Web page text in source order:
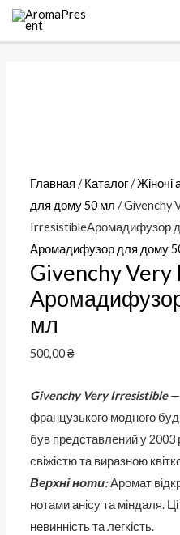
Перейти
Главная /Каталог/Жіночі
для дому 50 мл / Givenchy
IrresistibleАромадифузор
Аромадифузор для дому
Givenchy
мл
500,00₴
Givenchy Very Irresistible—
французького модного
був представлений у 2003
свіжістю та виразною
Верхні ноти:Аромат
нотами анісу та міндаля.
невинність та легкість.
Количество
товара
мл